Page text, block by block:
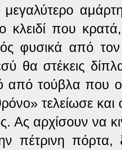
μεγαλύτερο
που
φυσικά από
θα στέκεις
από τούβλα που
τελείωσε
Ας αρχίσουν να
πέτρινη πόρτα,